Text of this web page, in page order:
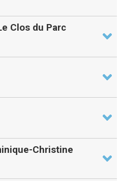
Clos du Parc
Christine